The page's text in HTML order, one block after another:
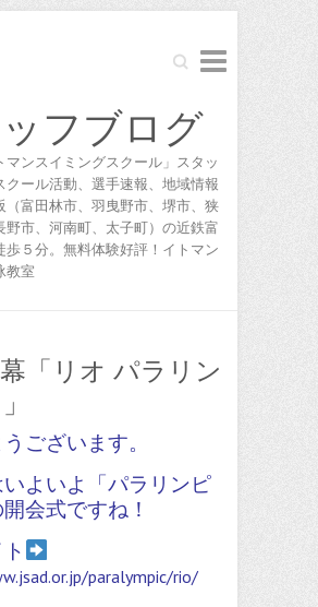
Search
フブログ
マンスイミングスクール」スタッ
クール活動、選手速報、地域情報
（富田林市、羽曳野市、堺市、狭
野市、河南町、太子町）の近鉄富
歩５分。無料体験好評！イトマン
教室
「リオ パラリン
ございます。
よいよ「パラリンピ
会式ですね！
paralympic/rio/